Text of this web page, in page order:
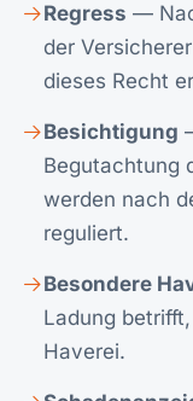
Regress —
der
dieses Recht
Besichtigung
Begutachtung
werden nach
reguliert.
Besondere
Ladung
Haverei.